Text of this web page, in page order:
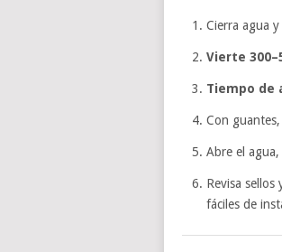
Cierra agua
Vierte
Tiempo de
Con
Abre el agua,
Revisa
fáciles de